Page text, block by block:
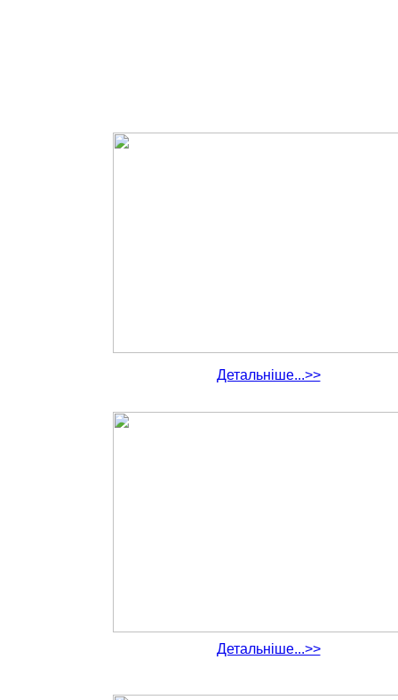
Детальніше...>>
Детальніше...>>